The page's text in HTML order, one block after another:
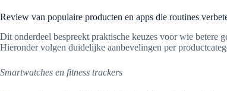
Review van populaire producten en apps die routines
Dit onderdeel bespreekt praktische keuzes voor wie
Hieronder volgen duidelijke aanbevelingen per
Smartwatches en fitness trackers